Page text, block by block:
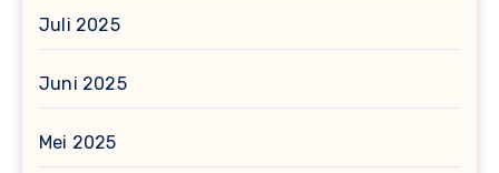
Juli 2025
Juni 2025
Mei 2025